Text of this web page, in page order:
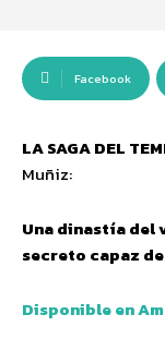
Facebook
LA SAGA DEL
Muñiz:
Una dinastía del
secreto capaz
Disponible en